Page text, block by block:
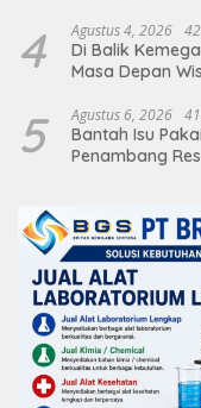
4 Agustus 4, 2026
Di Balik
Masa Depan
5 Agustus 6, 2026
Bantah Isu
Penambang